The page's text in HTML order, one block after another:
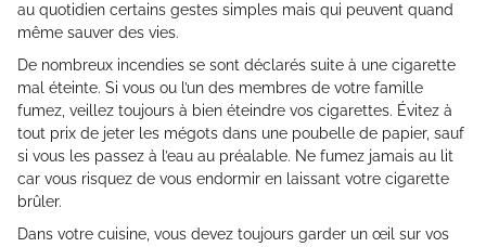
au quotidien certains gestes simples mais qui peuvent quand
même sauver des vies.
De nombreux incendies se sont déclarés suite à une cigarette
mal éteinte. Si vous ou l’un des membres de votre famille
fumez, veillez toujours à bien éteindre vos cigarettes. Évitez à
tout prix de jeter les mégots dans une poubelle de papier, sauf
si vous les passez à l’eau au préalable. Ne fumez jamais au lit
car vous risquez de vous endormir en laissant votre cigarette
brûler.
Dans votre cuisine, vous devez toujours garder un œil sur vos